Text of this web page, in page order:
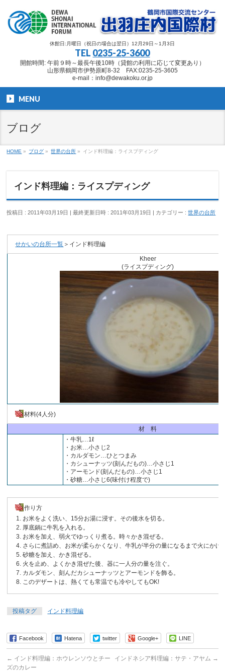
休館日:月曜日（祝日の場合は翌日）12月29日～1月3日
TEL 0235-25-3600
開館時間: 午前９時～最長午後10時（貸館の利用に応じて変更あり）
山形県鶴岡市伊勢原町8-32 FAX:0235-25-3605
e-mail：info@dewakoku.or.jp
MENU
ブログ
HOME » ブログ » 世界の台所 » インド料理編：ライスプディング
インド料理編：ライスプディング
投稿日 : 2011年03月19日 最終更新日時 : 2011年03月19日 カテゴリー :世界の台所
せかいの台所一覧 ＞インド料理編
Kheer
(ライスプディング)
材料(4人分)
材 料
・牛乳…1ℓ
・お米…小さじ2
・カルダモン…ひとつまみ
・カシューナッツ(刻んだもの)…小さじ1
・アーモンド(刻んだもの)…小さじ1
・砂糖…小さじ6(味付け程度で)
作り方
お米をよく洗い、15分お湯に浸す。その後水を切る。
厚底鍋に牛乳を入れる。
お米を加え、弱火でゆっくり煮る。時々かき混ぜる。
さらに煮詰め、お米が柔らかくなり、牛乳が半分の量になるまで火にかけ
砂糖を加え、かき混ぜる。
火を止め、よくかき混ぜた後、器に一人分の量を注ぐ。
カルダモン、刻んだカシューナッツとアーモンドを飾る。
このデザートは、熱くても常温でも冷やしてもOK!
投稿タグ インド料理編
Facebook Hatena twitter Google+ LINE
← インド料理編：ホウレンソウとチー
ズのカレー
インドネシア料理編：サテ・アヤム →